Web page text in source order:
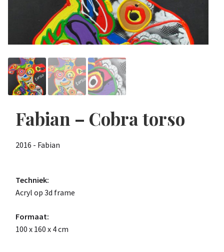
Fabian – Cobra torso
2016 - Fabian
Techniek:
Acryl op 3d frame
Formaat:
100 x 160 x 4 cm